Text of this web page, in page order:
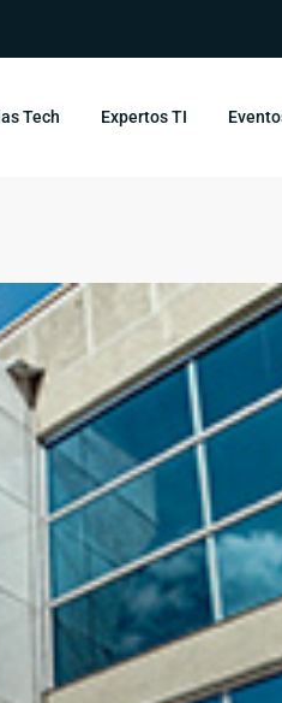
Tech Expertos TI